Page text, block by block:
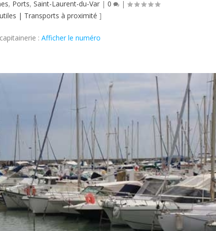
, Ports, Saint-Laurent-du-Var| 0
|
| Transports à proximité ]
: Afficher le numéro